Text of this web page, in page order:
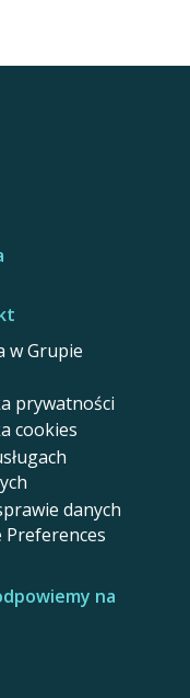
w Grupie
prywatności
cookies
danych
Preferences
na